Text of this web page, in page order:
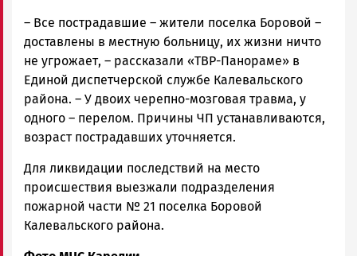
– Все пострадавшие – жители поселка Боровой –
доставлены в местную больницу, их жизни ничто
не угрожает, – рассказали «ТВР-Панораме» в
Единой диспетчерской службе Калевальского
района. – У двоих черепно-мозговая травма, у
одного – перелом. Причины ЧП устанавливаются,
возраст пострадавших уточняется.
Для ликвидации последствий на место
происшествия выезжали подразделения
пожарной части № 21 поселка Боровой
Калевальского района.